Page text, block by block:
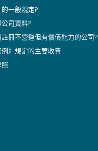
一般規定?
司資料?
冊不營運但有償債能力的公司?
例》規定的主要收費